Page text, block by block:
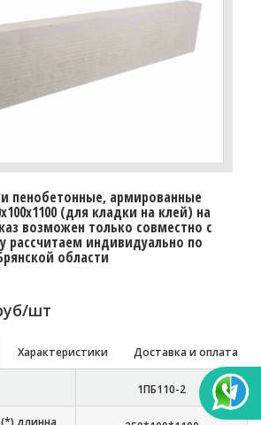
пенобетонные, армированные
(для кладки на клей) на
возможен только совместно с
рассчитаем индивидуально по
области
шт
Характеристики Доставка и оплата
1ПБ110-2